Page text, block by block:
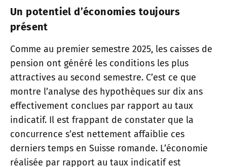
Un potentiel d’économies toujours
présent
Comme au premier semestre 2025, les caisses de
pension ont généré les conditions les plus
attractives au second semestre. C’est ce que
montre l’analyse des hypothèques sur dix ans
effectivement conclues par rapport au taux
indicatif. Il est frappant de constater que la
concurrence s’est nettement affaiblie ces
derniers temps en Suisse romande. L’économie
réalisée par rapport au taux indicatif est